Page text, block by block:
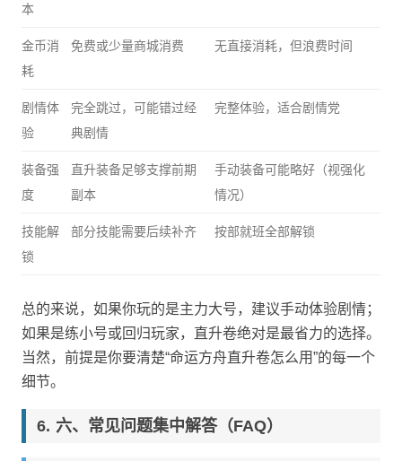
本
金币消
耗
免费或少量商城消费 无直接消耗，但浪费时间
剧情体
验
完全跳过，可能错过经
典剧情
完整体验，适合剧情党
装备强
度
直升装备足够支撑前期
副本
手动装备可能略好（视强化
情况）
技能解
锁
部分技能需要后续补齐 按部就班全部解锁
总的来说，如果你玩的是主力大号，建议手动体验剧情；
如果是练小号或回归玩家，直升卷绝对是最省力的选择。
当然，前提是你要清楚“命运方舟直升卷怎么用”的每一个
细节。
六、常见问题集中解答（FAQ）